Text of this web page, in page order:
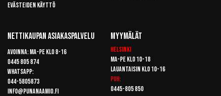
Evästeiden käyttö
Nettikaupan Asiakaspalvelu
Avoinna: Ma-pe klo 8-16
0445 805 874
Whatsapp:
044-5805873
info@punanaamio.fi
Myymälät
Helsinki
Ma-pe klo 10-18
Lauantaisin klo 10-16
Puh:
0445-805 850